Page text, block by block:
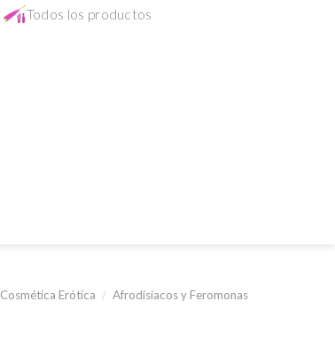
Todos los productos
Cosmética Erótica / Afrodisíacos y Feromonas